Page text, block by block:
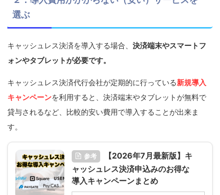
選ぶ
キャッシュレス決済を導入する場合、 決済端末やスマートフ
ォンやタブレットが必要です。
キャッシュレス決済代行会社が定期的に行っている新規導入
キャンペーンを利用すると、決済端末やタブレットが無料で
貸与されるなど、比較的安い費用で導入することが出来ま
す。
参考
【2026年7月最新版】キ
ャッシュレス決済申込みのお得な
導入キャンペーンまとめ